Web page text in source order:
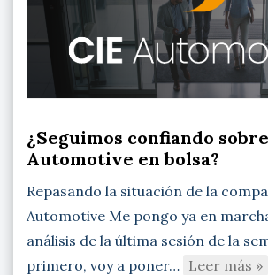
¿Seguimos confiando
Automotive en bolsa?
Repasando la situación de la
Automotive Me pongo ya en
análisis de la última sesión de la
primero, voy a poner… Leer más »